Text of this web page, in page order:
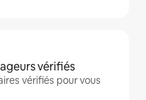
vérifiés
vérifiés pour vous